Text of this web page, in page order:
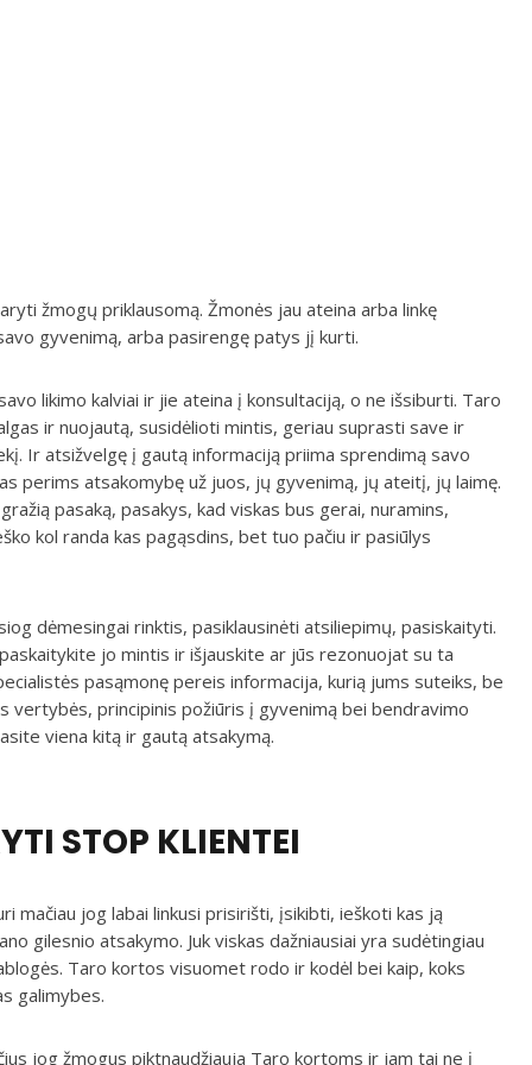
žmogų priklausomą. Žmonės jau ateina arba linkę
gyvenimą, arba pasirengę patys jį kurti.
likimo kalviai ir jie ateina į konsultaciją, o ne išsiburti. Taro
ir nuojautą, susidėlioti mintis, geriau suprasti save ir
Ir atsižvelgę į gautą informaciją priima sprendimą savo
perims atsakomybę už juos, jų gyvenimą, jų ateitį, jų laimę.
pasaką, pasakys, kad viskas bus gerai, nuramins,
kol randa kas pagąsdins, bet tuo pačiu ir pasiūlys
dėmesingai rinktis, pasiklausinėti atsiliepimų, pasiskaityti.
jo mintis ir išjauskite ar jūs rezonuojat su ta
pasąmonę pereis informacija, kurią jums suteiks, be
vertybės, principinis požiūris į gyvenimą bei bendravimo
viena kitą ir gautą atsakymą.
STOP KLIENTEI
mačiau jog labai linkusi prisirišti, įsikibti, ieškoti kas ją
gilesnio atsakymo. Juk viskas dažniausiai yra sudėtingiau
Taro kortos visuomet rodo ir kodėl bei kaip, koks
galimybes.
jog žmogus piktnaudžiauja Taro kortoms ir jam tai ne į